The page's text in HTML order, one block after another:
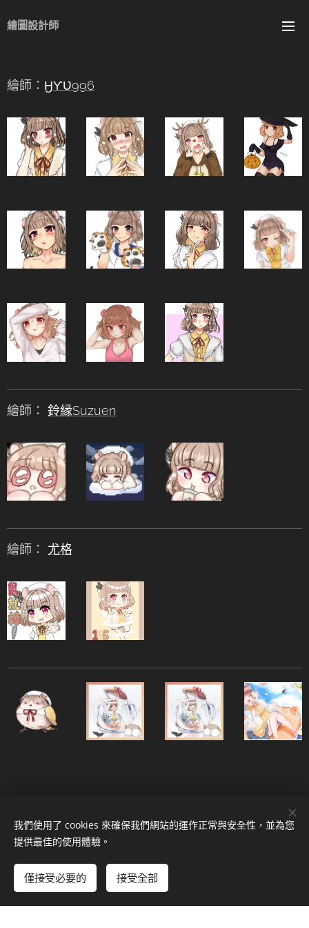
繪圖設計師
繪師： ӇƳƲ996
繪師： 鈴縁Suzuen
繪師： 尤格
由Webnode提供技術支援
免費建立您的網站！
我們使用了 cookies 來確保我們網站的運作正常與安全性，並為您
提供最佳的使用體驗。
僅接受必要的 接受全部